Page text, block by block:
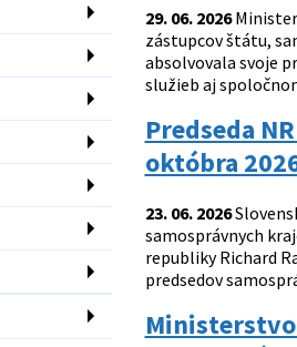
29. 06. 2026
zástupcov štátu,
absolvovala svoje
služieb aj
Predseda
októbra
23. 06. 2026
samosprávnych
republiky Richard
predsedov